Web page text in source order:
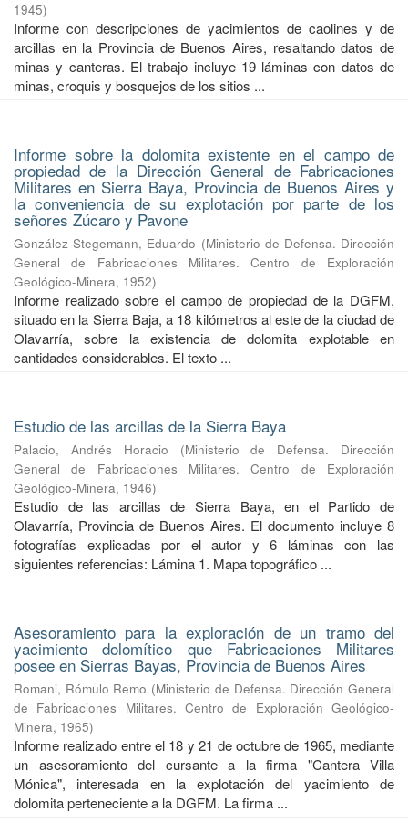
1945)
Informe con descripciones de yacimientos de caolines y de
arcillas en la Provincia de Buenos Aires, resaltando datos de
minas y canteras. El trabajo incluye 19 láminas con datos de
minas, croquis y bosquejos de los sitios ...
Informe sobre la dolomita existente en el campo de
propiedad de la Dirección General de Fabricaciones
Militares en Sierra Baya, Provincia de Buenos Aires y
la conveniencia de su explotación por parte de los
señores Zúcaro y Pavone
González Stegemann, Eduardo (Ministerio de Defensa. Dirección
General de Fabricaciones Militares. Centro de Exploración
Geológico-Minera, 1952)
Informe realizado sobre el campo de propiedad de la DGFM,
situado en la Sierra Baja, a 18 kilómetros al este de la ciudad de
Olavarría, sobre la existencia de dolomita explotable en
cantidades considerables. El texto ...
Estudio de las arcillas de la Sierra Baya
Palacio, Andrés Horacio (Ministerio de Defensa. Dirección
General de Fabricaciones Militares. Centro de Exploración
Geológico-Minera, 1946)
Estudio de las arcillas de Sierra Baya, en el Partido de
Olavarría, Provincia de Buenos Aires. El documento incluye 8
fotografías explicadas por el autor y 6 láminas con las
siguientes referencias: Lámina 1. Mapa topográfico ...
Asesoramiento para la exploración de un tramo del
yacimiento dolomítico que Fabricaciones Militares
posee en Sierras Bayas, Provincia de Buenos Aires
Romani, Rómulo Remo (Ministerio de Defensa. Dirección General
de Fabricaciones Militares. Centro de Exploración Geológico-
Minera, 1965)
Informe realizado entre el 18 y 21 de octubre de 1965, mediante
un asesoramiento del cursante a la firma "Cantera Villa
Mónica", interesada en la explotación del yacimiento de
dolomita perteneciente a la DGFM. La firma ...